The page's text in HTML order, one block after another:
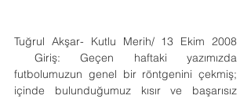
Tuğrul Akşar- Kutlu Merih/ 13 Ekim 2008
Giriş: Geçen haftaki yazımızda
futbolumuzun genel bir röntgenini çekmiş;
içinde bulunduğumuz kısır ve başarısız